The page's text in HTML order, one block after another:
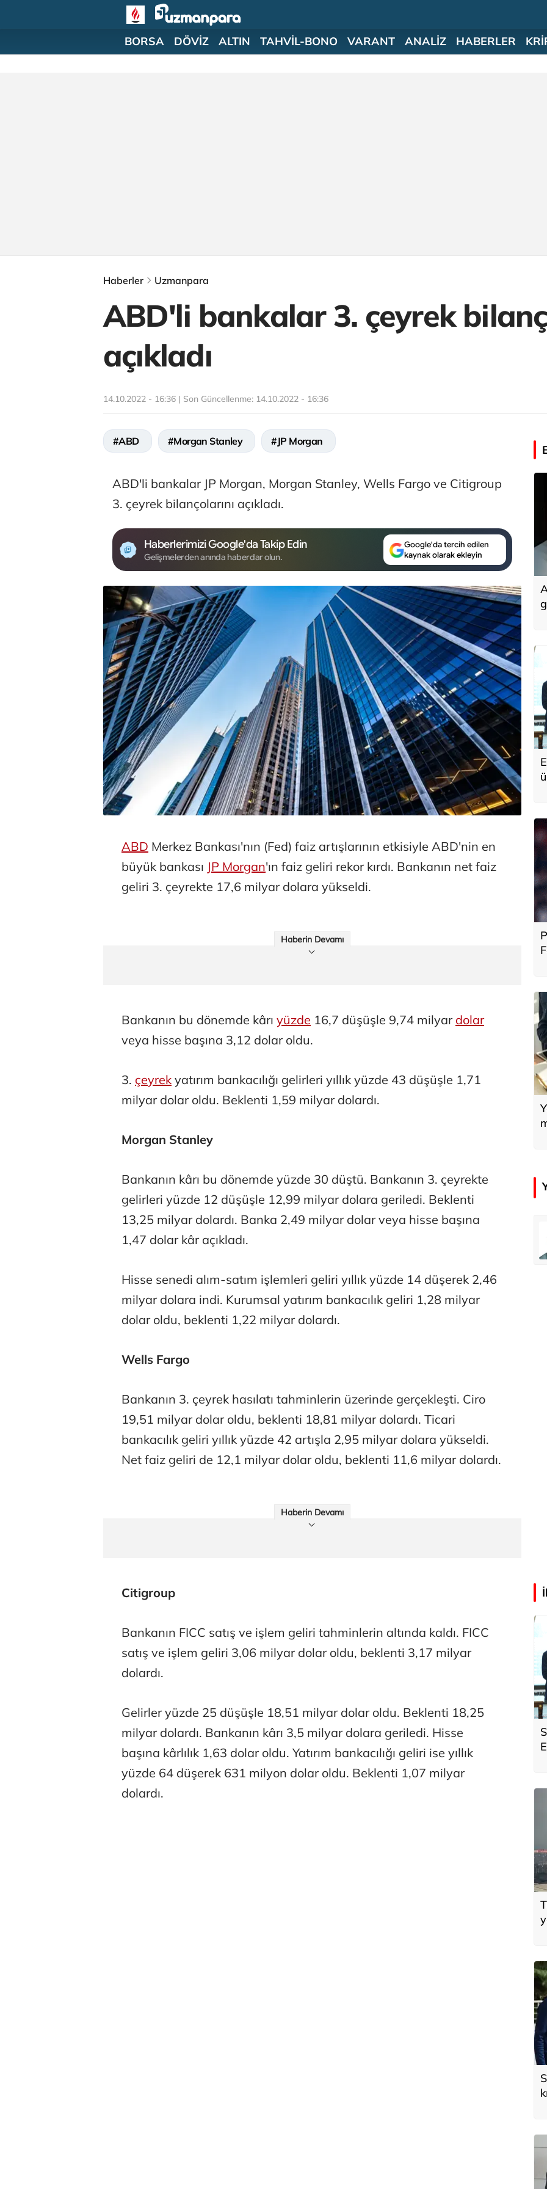
BORSA DÖVİZ ALTIN TAHVİL-BONO VARANT ANALİZ HABERLER
Haberler Uzmanpara
ABD'li bankalar 3. çeyrek
açıkladı
14.10.2022 - 16:36 | Son Güncellenme: 14.10.2022 - 16:36
#ABD #Morgan Stanley #JP Morgan
ABD'li bankalar JP Morgan, Morgan Stanley, Wells Fargo ve Citigroup
3. çeyrek bilançolarını açıkladı.
Haberlerimizi Google'da Takip Edin
Gelişmelerden anında haberdar olun.
Google'da tercih edilen
kaynak olarak ekleyin
ABD Merkez Bankası'nın (Fed) faiz artışlarının etkisiyle ABD'nin en
büyük bankası JP Morgan'ın faiz geliri rekor kırdı. Bankanın net faiz
geliri 3. çeyrekte 17,6 milyar dolara yükseldi.
Haberin Devamı
Bankanın bu dönemde kârı yüzde 16,7 düşüşle 9,74 milyar dolar
veya hisse başına 3,12 dolar oldu.
3. çeyrekyatırım bankacılığı gelirleri yıllık yüzde 43 düşüşle 1,71
milyar dolar oldu. Beklenti 1,59 milyar dolardı.
Morgan Stanley
Bankanın kârı bu dönemde yüzde 30 düştü. Bankanın 3. çeyrekte
gelirleri yüzde 12 düşüşle 12,99 milyar dolara geriledi. Beklenti
13,25 milyar dolardı. Banka 2,49 milyar dolar veya hisse başına
1,47 dolar kâr açıkladı.
Hisse senedi alım-satım işlemleri geliri yıllık yüzde 14 düşerek 2,46
milyar dolara indi. Kurumsal yatırım bankacılık geliri 1,28 milyar
dolar oldu, beklenti 1,22 milyar dolardı.
Wells Fargo
Bankanın 3. çeyrek hasılatı tahminlerin üzerinde gerçekleşti. Ciro
19,51 milyar dolar oldu, beklenti 18,81 milyar dolardı. Ticari
bankacılık geliri yıllık yüzde 42 artışla 2,95 milyar dolara yükseldi.
Net faiz geliri de 12,1 milyar dolar oldu, beklenti 11,6 milyar dolardı.
Haberin Devamı
Citigroup
Bankanın FICC satış ve işlem geliri tahminlerin altında kaldı. FICC
satış ve işlem geliri 3,06 milyar dolar oldu, beklenti 3,17 milyar
dolardı.
Gelirler yüzde 25 düşüşle 18,51 milyar dolar oldu. Beklenti 18,25
milyar dolardı. Bankanın kârı 3,5 milyar dolara geriledi. Hisse
başına kârlılık 1,63 dolar oldu. Yatırım bankacılığı geliri ise yıllık
yüzde 64 düşerek 631 milyon dolar oldu. Beklenti 1,07 milyar
dolardı.
Atilay Kandemir
Mağaza açılışı
Özay Şendir
Abbas Güçlü
Abdullah Karakuş